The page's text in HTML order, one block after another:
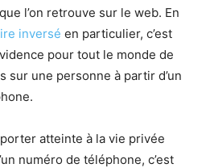
l’on retrouve sur le web. En
inversé en particulier, c’est
pour tout le monde de
sur une personne à partir d’un
atteinte à la vie privée
numéro de téléphone, c’est